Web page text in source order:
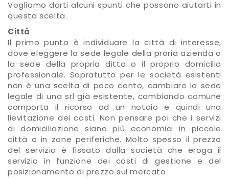
Vogliamo darti alcuni spunti che possono aiutarti in
questa scelta.
Città
Il primo punto è individuare la città di interesse,
dove eleggere la sede legale della proria azienda o
la sede della propria ditta o il proprio domicilio
professionale. Sopratutto per le società esistenti
non è una scelta di poco conto, cambiare la sede
legale di una srl già esistente, cambiando comune
comporta il ricorso ad un notaio e quindi una
lievitazione dei costi. Non pensare poi che i servizi
di domiciliazione siano più economici in piccole
città o in zone periferiche. Molto spesso il prezzo
del servizio è fissato dalla società che eroga il
servizio in funzione dei costi di gestione e del
posizionamento di prezzo sul mercato.